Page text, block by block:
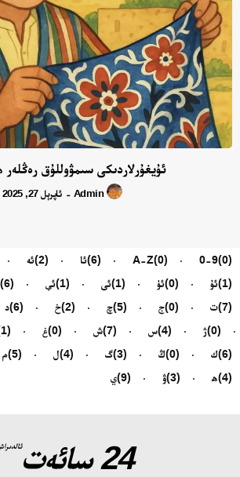
ئۇيغۇرلاردىكى سىمۋوللۇق رەڭلەر
Admin
- ئاپرېل 27, 2025
0-9 (0)
A-Z (0) ئا (6) ئە (2)
ئۇ
(1) ئۈ (0) ئى (1) ئې (1)
(6)
ت
(7) ج (0) چ (5) خ (2) د (6)
ژ
(0) س (4) ش (7) غ (0)
(1)
ك
(6) ڭ (0) گ (3) ل (4) م (5)
ھ
(4) ۋ (3) ي (9)
24 سائەت ئالدىراش